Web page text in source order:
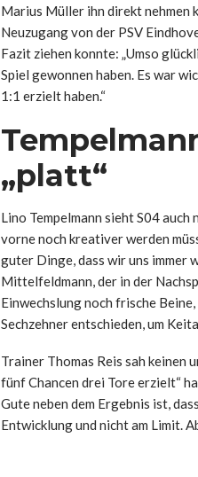
Marius Müller ihn direkt nehmen
Neuzugang von der PSV
Fazit ziehen konnte: „Umso
Spiel gewonnen haben. Es war
1:1 erzielt haben.“
„platt“
Lino Tempelmann sieht S04 auch
vorne noch kreativer werden
guter Dinge, dass wir uns immer
Mittelfeldmann, der in der
Einwechslung noch frische
Sechzehner entschieden, um
Trainer Thomas Reis sah keinen
fünf Chancen drei Tore erzielt“
Gute neben dem Ergebnis ist,
Entwicklung und nicht am Limit.